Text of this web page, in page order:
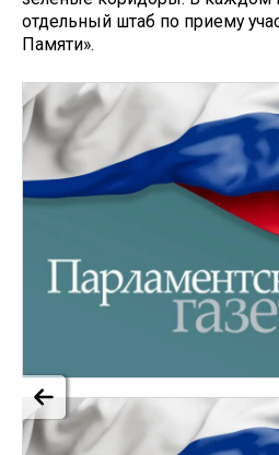
отдельный штаб по приему
Памяти».